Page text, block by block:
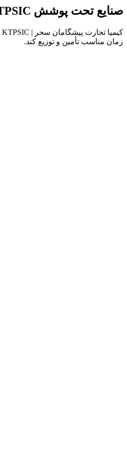
صنایع تحت پوشش KTPSIC
زمان مناسب تأمین و توزیع کند.